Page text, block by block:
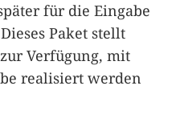
für die Eingabe
Paket stellt
Verfügung, mit
realisiert werden